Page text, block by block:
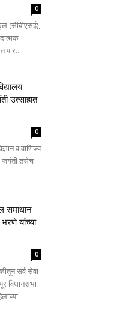
0
(सीबीएसई),
पार...
उत्साहात
0
व वाणिज्य
जयंती तसेच
समाधान
भरणे यांच्या
0
सर्व सेवा
विधानसभा